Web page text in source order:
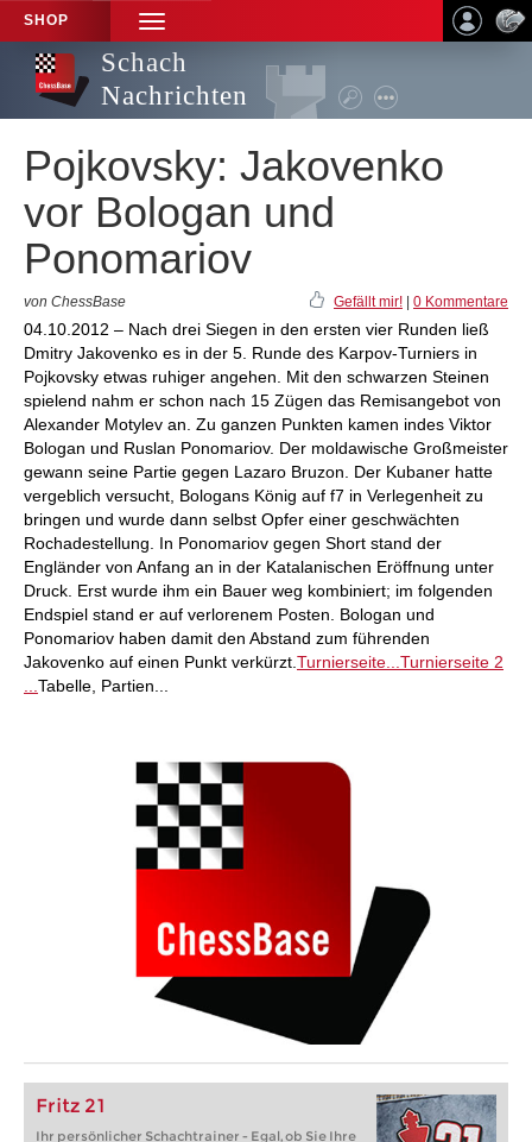
SHOP
TOGGLE
NAVIGATION
Schach
Nachrichten
Pojkovsky: Jakovenko
vor Bologan und
Ponomariov
von ChessBase Gefällt mir! 0 Kommentare
04.10.2012 – Nach drei Siegen in den ersten vier Runden ließ
Dmitry Jakovenko es in der 5. Runde des Karpov-Turniers in
Pojkovsky etwas ruhiger angehen. Mit den schwarzen Steinen
spielend nahm er schon nach 15 Zügen das Remisangebot von
Alexander Motylev an. Zu ganzen Punkten kamen indes Viktor
Bologan und Ruslan Ponomariov. Der moldawische Großmeister
gewann seine Partie gegen Lazaro Bruzon. Der Kubaner hatte
vergeblich versucht, Bologans König auf f7 in Verlegenheit zu
bringen und wurde dann selbst Opfer einer geschwächten
Rochadestellung. In Ponomariov gegen Short stand der
Engländer von Anfang an in der Katalanischen Eröffnung unter
Druck. Erst wurde ihm ein Bauer weg kombiniert; im folgenden
Endspiel stand er auf verlorenem Posten. Bologan und
Ponomariov haben damit den Abstand zum führenden
Jakovenko auf einen Punkt verkürzt. Turnierseite... Turnierseite 2
Tabelle, Partien...
Fritz 21
Ihr persönlicher Schachtrainer - Egal, ob Sie Ihre